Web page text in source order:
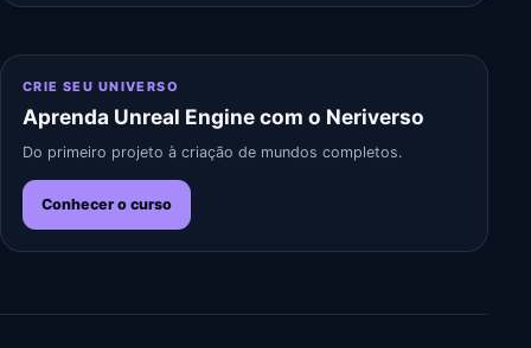
CRIE SEU UNIVERSO
Aprenda Unreal Engine com o Neriverso
Do primeiro projeto à criação de mundos completos.
Conhecer o curso